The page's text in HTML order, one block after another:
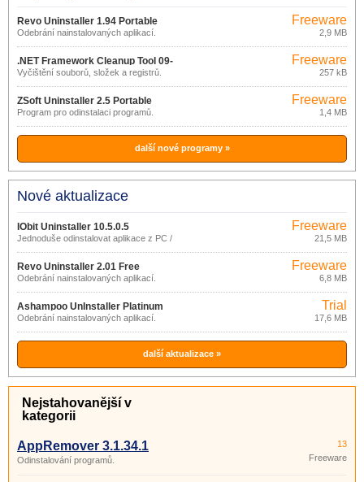
Revo Uninstaller 1.94 Portable
Odebrání nainstalovaných aplikací.
Freeware
2,9 MB
.NET Framework Cleanup Tool 09-
10-2011
Vyčištění souborů, složek a registrů.
Freeware
257 kB
ZSoft Uninstaller 2.5 Portable
Program pro odinstalaci programů.
Freeware
1,4 MB
další nové programy »
Nové aktualizace
IObit Uninstaller 10.5.0.5
Jednoduše odinstalovat aplikace z PC /
Freeware
21,5 MB
Revo Uninstaller 2.01 Free
Odebrání nainstalovaných aplikací.
Freeware
6,8 MB
Ashampoo UnInstaller Platinum
6.00.14
Odebrání nainstalovaných aplikací.
Trial
17,6 MB
další aktualizace »
Nejstahovanější v
kategorii
AppRemover 3.1.34.1
Odinstalování programů.
13
Freeware